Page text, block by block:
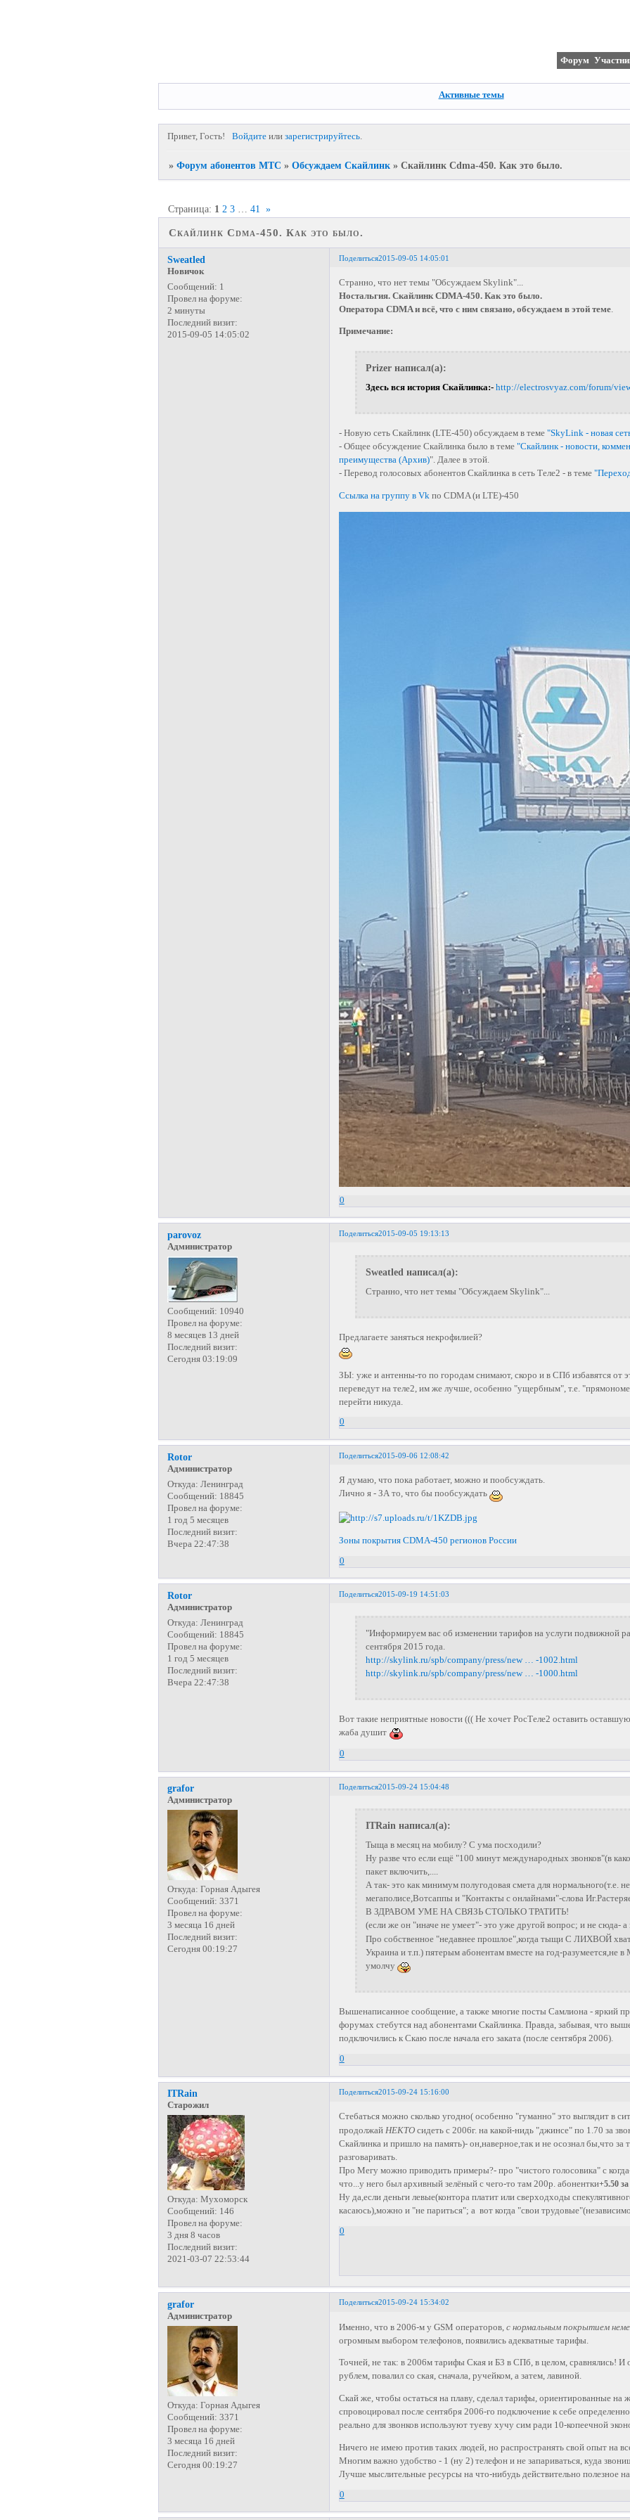
Форум
Активные темы
Привет, Гость! Войдитеили зарегистрируйтесь.
» Форум абонентов МТС » Обсуждаем Скайлинк » Скайлинк Cdma-450. Как это было.
Скайлинк Cdma-450. Как это было.
Страница: 1 2 3 41 »
Поделиться2015-09-05 14:05:01
Sweatled
Новичок
Сообщений: 1
Провел на форуме:
2 минуты
Последний визит:
2015-09-05 14:05:02
Странно, что нет темы "Обсуждаем Skylink"...
Ностальгия. Скайлинк CDMA-450. Как это было.
Оператора CDMA и всё, что с ним связано, обсуждаем в этой теме.
Примечание:
Prizer написал(а):
Здесь вся история Скайлинка:- http://electrosvyaz.com/forum/
- Новую сеть Скайлинк (LTE-450) обсуждаем в теме "SkyLink - новая
- Общее обсуждение Скайлинка было в теме "Скайлинк - новости,
преимущества (Архив)". Далее в этой.
- Перевод голосовых абонентов Скайлинка в сеть Теле2 - в теме
Ссылка на группу в Vkпо CDMA (и LTE)-450
0
Поделиться2015-09-05 19:13:13
parovoz
Администратор
Сообщений: 10940
Провел на форуме:
8 месяцев 13 дней
Последний визит:
Сегодня 03:19:09
Sweatled написал(а):
Странно, что нет темы "Обсуждаем Skylink"...
Предлагаете заняться некрофилией?
ЗЫ: уже и антенны-то по городам снимают, скоро и в СПб избавятся от
переведут на теле2, им же лучше, особенно "ущербным", т.е.
перейти никуда.
0
Поделиться2015-09-06 12:08:42
Rotor
Администратор
Откуда: Ленинград
Сообщений: 18845
Провел на форуме:
1 год 5 месяцев
Последний визит:
Вчера 22:47:38
Я думаю, что пока работает, можно и пообсуждать.
Лично я - ЗА то, что бы пообсуждать
Зоны покрытия CDMA-450 регионов России
0
Поделиться2015-09-19 14:51:03
Rotor
Администратор
Откуда: Ленинград
Сообщений: 18845
Провел на форуме:
1 год 5 месяцев
Последний визит:
Вчера 22:47:38
"Информируем вас об изменении тарифов на услуги подвижной
сентября 2015 года.
http://skylink.ru/spb/company/press/new … -1002.html
http://skylink.ru/spb/company/press/new … -1000.html
Вот такие неприятные новости ((( Не хочет РосТеле2 оставить
жаба душит
0
Поделиться2015-09-24 15:04:48
grafor
Администратор
Откуда: Горная Адыгея
Сообщений: 3371
Провел на форуме:
3 месяца 16 дней
Последний визит:
Сегодня 00:19:27
ITRain написал(а):
Тыща в месяц на мобилу? С ума посходили?
Ну разве что если ещё "100 минут международных звонков"(в
пакет включить,....
А так- это как минимум полугодовая смета для нормального(т.е.
мегаполисе,Вотсаппы и "Контакты с онлайнами"-слова
В ЗДРАВОМ УМЕ НА СВЯЗЬ СТОЛЬКО ТРАТИТЬ!
(если же он "иначе не умеет"- это уже другой вопрос; и не сюда-
Про собственное "недавнее прошлое",когда тыщи С ЛИХВОЙ
Украина и т.п.) пятерым абонентам вместе на год-разумеется,не
умолчу
Вышенаписанное сообщение, а также многие посты Самлиона - яркий
форумах стебутся над абонентами Скайлинка. Правда, забывая, что
подключились к Скаю после начала его заката (после сентября 2006).
0
Поделиться2015-09-24 15:16:00
ITRain
Старожил
Откуда: Мухоморск
Сообщений: 146
Провел на форуме:
3 дня 8 часов
Последний визит:
2021-03-07 22:53:44
Стебаться можно сколько угодно( особенно "гуманно" это выглядит в
продолжай НЕКТОсидеть с 2006г. на какой-нидь "джинсе" по 1.70 за
Скайлинка и пришло на память)- он,наверное,так и не осознал бы,что
разговаривать.
Про Мегу можно приводить примеры?- про "чистого голосовика" с
что...у него был архивный зелёный с чего-то там 200р. абонентки+5.50
Ну да,если деньги левые(контора платит или сверходходы
касаюсь),можно и "не париться"; а вот когда "свои
0
Поделиться2015-09-24 15:34:02
grafor
Администратор
Откуда: Горная Адыгея
Сообщений: 3371
Провел на форуме:
3 месяца 16 дней
Последний визит:
Сегодня 00:19:27
Именно, что в 2006-м у GSM операторов, с нормальным покрытием
огромным выбором телефонов, появились адекватные тарифы.
Точней, не так: в 2006м тарифы Ская и Б3 в СПб, в целом, сравнялись!
рублем, повалил со ская, сначала, ручейком, а затем, лавиной.
Скай же, чтобы остаться на плаву, сделал тарифы, ориентированные
спровоцировал после сентября 2006-го подключение к себе
реально для звонков используют туеву хучу сим ради 10-копеечной
Ничего не имею против таких людей, но распространять свой опыт на
Многим важно удобство - 1 (ну 2) телефон и не запариваться, куда
Лучше мыслительные ресурсы на что-нибудь действительно полезное
0